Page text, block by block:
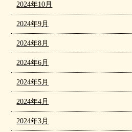
2024年10月
2024年9月
2024年8月
2024年6月
2024年5月
2024年4月
2024年3月